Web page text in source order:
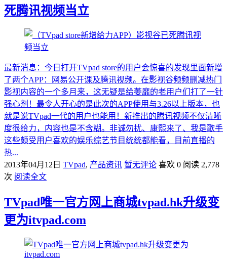
死腾讯视频当立
最新消息：今日打开TVpad store的用户会惊喜的发现里面新增
了两个APP：网易公开课及腾讯视频。在影视谷频频删减热门
影视内容的一个多月来，这无疑是给萎靡的老用户们打了一针
强心剂！最令人开心的是此次的APP使用与3.26以上版本，也
就是说TVpad一代的用户也能用！新推出的腾讯视频不仅清晰
度很给力，内容也是不含糊。非诚勿扰、康熙来了、我是歌手
这些颇受用户喜欢的娱乐综艺节目统统都能看，目前直播的
热...
2013年04月12日 TVpad, 产品资讯 暂无评论 喜欢 0 阅读 2,778
次 阅读全文
TVpad唯一官方网上商城tvpad.hk升级变
更为itvpad.com